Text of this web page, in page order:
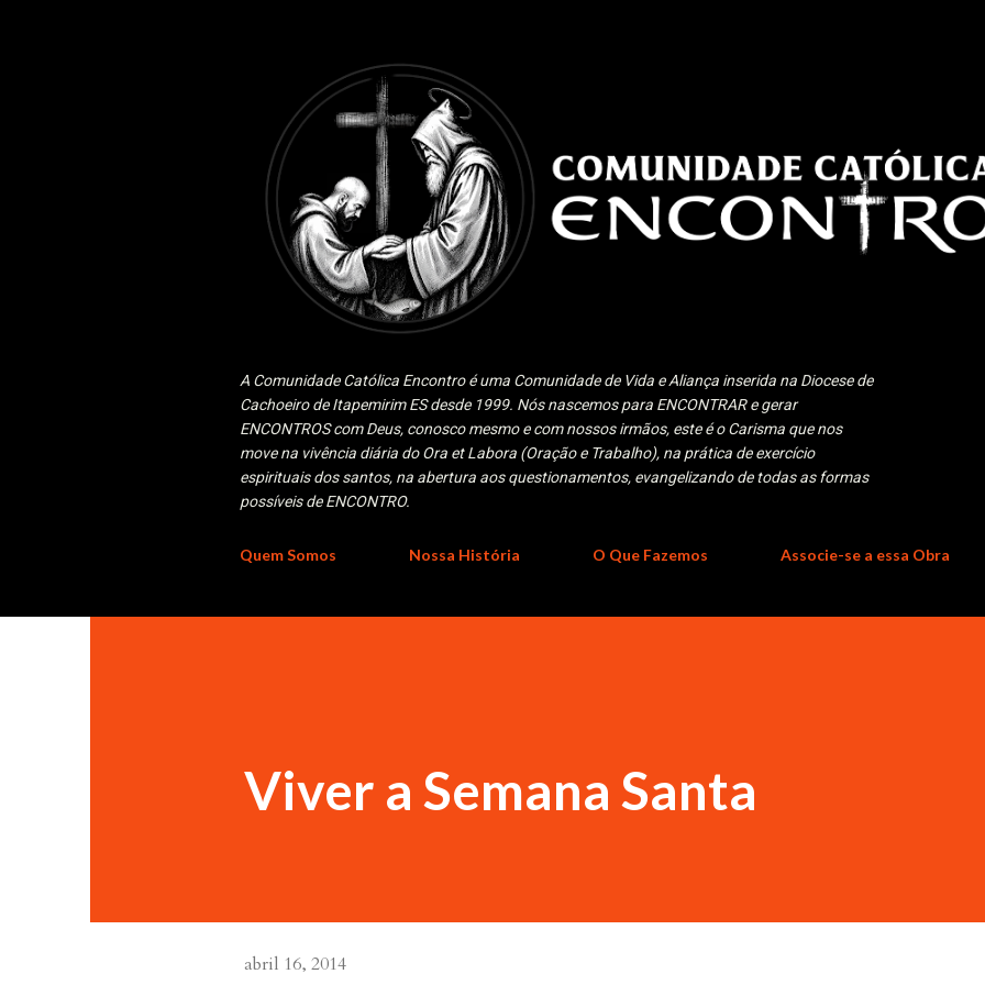
A Comunidade Católica Encontro é uma Comunidade de Vida e Aliança inserida na Diocese de
Cachoeiro de Itapemirim ES desde 1999. Nós nascemos para ENCONTRAR e gerar
ENCONTROS com Deus, conosco mesmo e com nossos irmãos, este é o Carisma que nos
move na vivência diária do Ora et Labora (Oração e Trabalho), na prática de exercício
espirituais dos santos, na abertura aos questionamentos, evangelizando de todas as formas
possíveis de ENCONTRO.
Quem Somos Nossa História O Que Fazemos Associe-se a essa Obra
Viver a Semana Santa
abril 16, 2014